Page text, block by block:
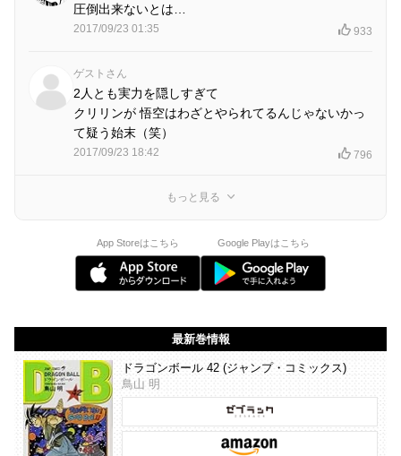
圧倒出来ないとは…
2017/09/23 01:35 933
ゲストさん
2人とも実力を隠しすぎて
クリリンが 悟空はわざとやられてるんじゃないかっ
て疑う始末（笑）
2017/09/23 18:42 796
もっと見る
App Storeはこちら Google Playはこちら
最新巻情報
ドラゴンボール 42 (ジャンプ・コミックス)
鳥山 明